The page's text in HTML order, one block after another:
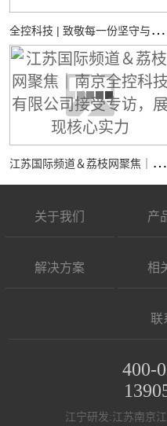
全
控科技 | 致敬每一份坚守与热爱
江
苏国际频道＆荔枝网聚焦｜南京全控科技有限公司接受专访，展现核心实力
关于我们 产
解决方案 相
联
400-
江宁研发:江苏南京